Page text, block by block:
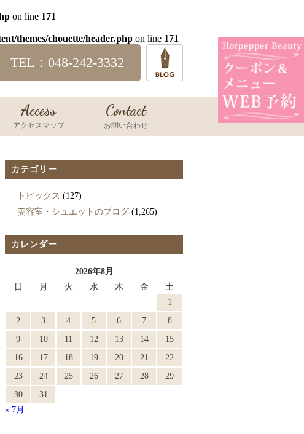
on line 171
themes/chouette/header.php on line 171
TEL：048-242-3332
Access
アクセスマップ
Contact
お問い合わせ
カテゴリー
トピックス (127)
美容室・シュエットのブログ (1,265)
カレンダー
2026年8月
日
月 火 水 木 金
土
1
2
3 4 5 6 7
8
9
10 11 12 13 14
15
16
17 18 19 20 21
22
23
24 25 26 27 28
29
30
31
« 7月